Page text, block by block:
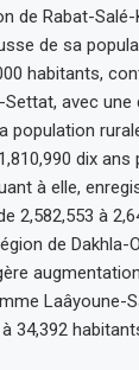
de Rabat-
de sa
habitants,
Settat, avec
population
dix ans
à elle,
2,582,553 à
de Dakhla-
Laâyoune-
34,392